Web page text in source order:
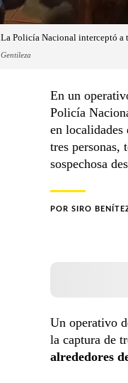
La Policía Nacional interceptó a
Gentileza
En un
Policía
en
tres personas,
sospechosa
POR SIRO
Un operativo
la captura de
alrededores